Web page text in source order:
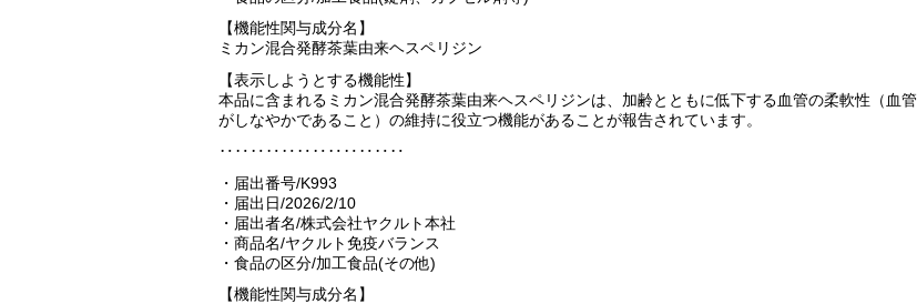
【機能性関与成分名】
ミカン混合発酵茶葉由来ヘスペリジン
【表示しようとする機能性】
本品に含まれるミカン混合発酵茶葉由来ヘスペリジンは、加齢とともに低下する血管の柔軟性（血管
がしなやかであること）の維持に役立つ機能があることが報告されています。
‥‥‥‥‥‥‥‥‥‥‥‥
・届出番号/K993
・届出日/2026/2/10
・届出者名/株式会社ヤクルト本社
・商品名/ヤクルト免疫バランス
・食品の区分/加工食品(その他)
【機能性関与成分名】